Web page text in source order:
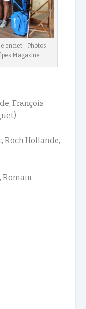
en net – Photos
Magazine
François
Roch Hollande,
Romain